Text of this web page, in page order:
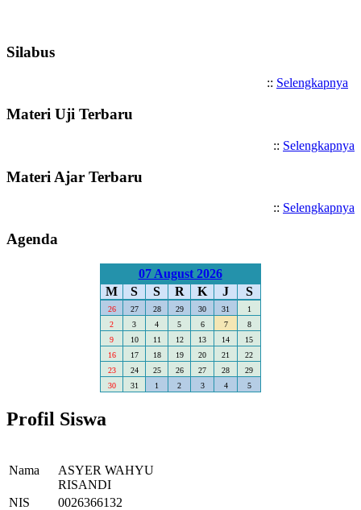
Silabus
:: Selengkapnya
Materi Uji Terbaru
:: Selengkapnya
Materi Ajar Terbaru
:: Selengkapnya
Agenda
07 August 2026
M
S S R K J S
26 27 28 29 30 31
1
2
3 4 5 6 7
8
9
10 11 12 13 14
15
16
17 18 19 20 21
22
23
24 25 26 27 28
29
30
31 1 2 3 4 5
Profil Siswa
Nama
ASYER WAHYU
RISANDI
NIS
0026366132